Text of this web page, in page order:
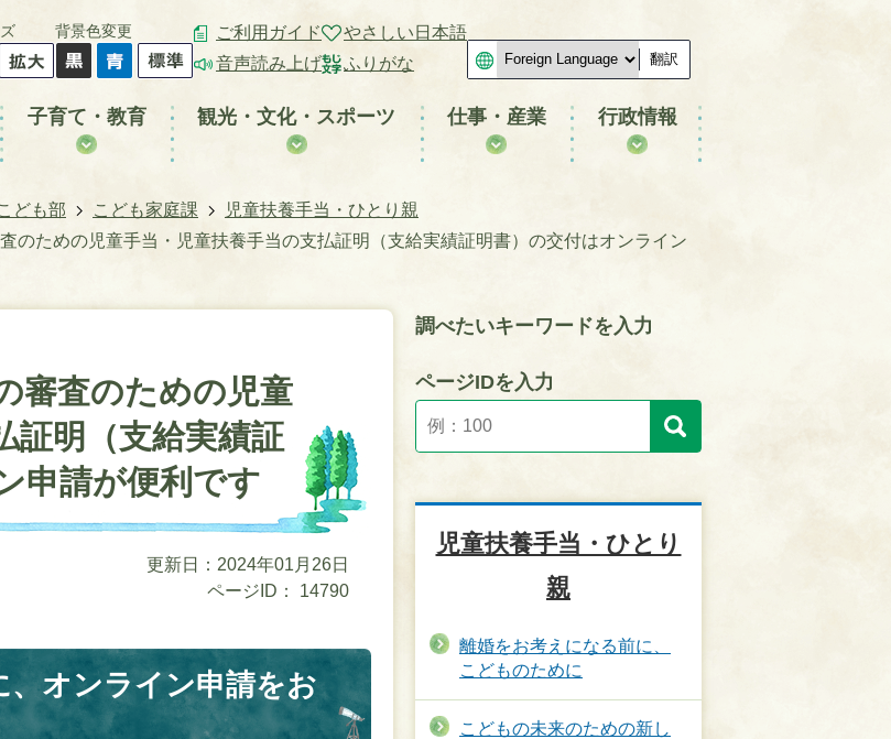
背景色変更
ご利用ガイド
音声読み上げ
やさしい日本語
ふりがな
翻訳
子育て・教育 観光・文化・スポーツ 仕事・産業 行政情報
ども部 こども家庭課
児童扶養手当・ひとり親
のための児童手当・児童扶養手当の支払証明（支給実績証明書）の交付はオンライン
審査のための児童
証明（支給実績証
申請が便利です
更新日：2024年01月26日
ページID：
14790
、オンライン申請をお
調べたいキーワードを入力
ページIDを入力
児童扶養手当・ひとり
親
離婚をお考えになる前に、
こどものために
こどもの未来のための新し